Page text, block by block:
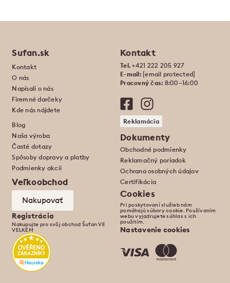
Sufan.sk
Kontakt
O nás
Napísali o nás
Firemné darčeky
Kde nás nájdete
Blog
Naša výroba
Časté dotazy
Spôsoby dopravy a platby
Podmienky akcií
Veľkoobchod
Nakupovať
Registrácia
Nakupujte pro svůj obchod Šufan VE
VELKÉM
Kontakt
Tel. +421 222 205 927
E-mail: [email protected]
Pracovný čas: 8:00–16:00
Reklamácia
Dokumenty
Obchodné podmienky
Reklamačný poriadok
Ochrana osobných údajov
Certifikácia
Cookies
Pri poskytovaní služieb nám
pomáhajú súbory cookie. Používaním
webu vyjadrujete súhlas s ich
použitím.
Nastavenie cookies